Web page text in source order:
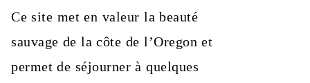
Ce site met en valeur la beauté
sauvage de la côte de l’Oregon et
permet de séjourner à quelques